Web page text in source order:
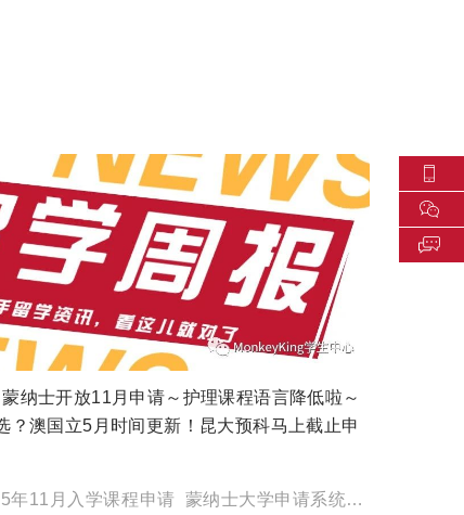
蒙纳士开放11月申请～护理课程语言降低啦～
？澳国立5月时间更新！昆大预科马上截止申
蒙纳士大学开放25年11月入学课程申请 蒙纳士大学申请系统（Portal） 已正式开放 2025 年 11 […]